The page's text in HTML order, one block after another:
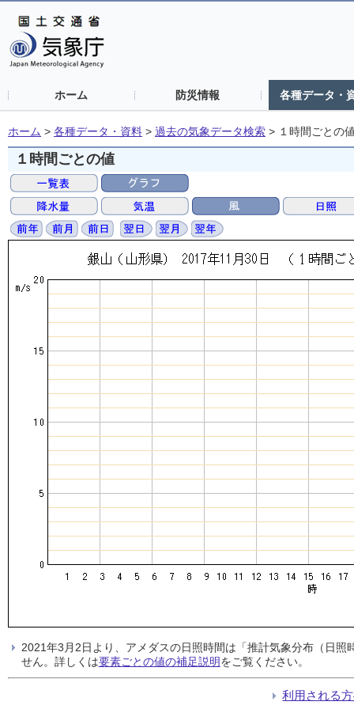
ホーム 防災情報 各種データ・
ホーム > 各種データ・資料 > 過去の気象データ検索 > １時間ごとの
１時間ごとの値
2021年3月2日より、アメダスの日照時間は「推計気象分布（日
せん。詳しくは要素ごとの値の補足説明をご覧ください。
利用される